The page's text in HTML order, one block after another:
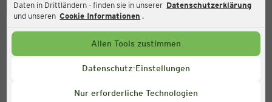
Daten in Drittländern - finden sie in unserer Datenschutzerklärung
und unseren Cookie Informationen .
Allen Tools zustimmen
Datenschutz-Einstellungen
Nur erforderliche Technologien
Aktuell:
Geschlossen
Service Hotline
+43 (0) 1 2675 502